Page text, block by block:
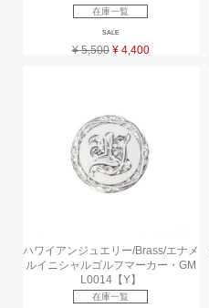
在庫一覧
SALE
¥ 5,500 ¥ 4,400
ハワイアンジュエリー/Brass/エナメ
ルイニシャルゴルフマーカー・GM
L0014【Y】
在庫一覧